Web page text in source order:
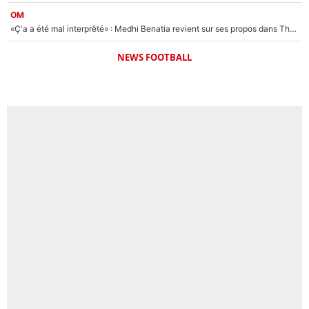
OM
«Ç'a a été mal interprêté» : Medhi Benatia revient sur ses propos dans The Bridge et précise ses conditions pour rejoindre le PSG !
NEWS FOOTBALL